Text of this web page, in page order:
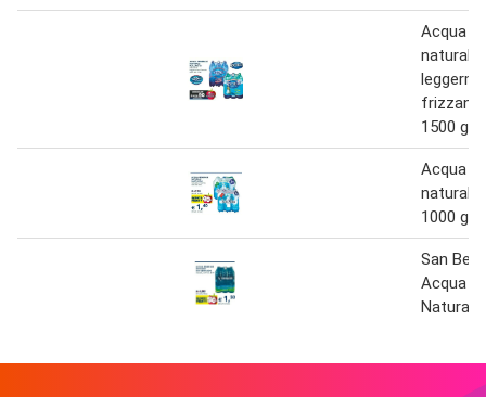
Acqua
naturale
1500
Acqua
1000
San
Acqua
Naturale